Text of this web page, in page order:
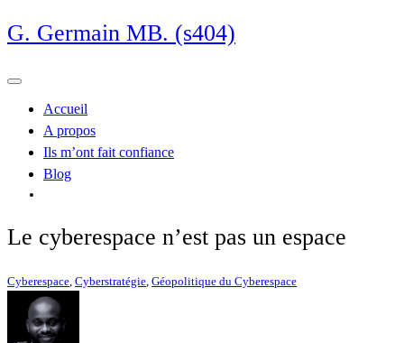
Skip
to
G. Germain MB. (s404)
Accueil
A propos
Ils m’ont fait confiance
Blog
Le cyberespace n’est pas un espace
Cyberespace Cyberstratégie Géopolitique du Cyberespace